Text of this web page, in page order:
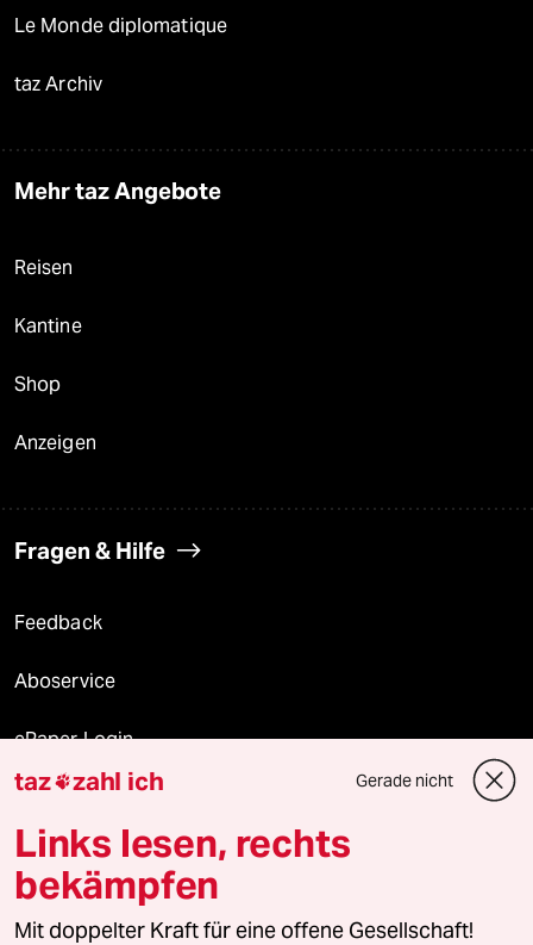
Le Monde diplomatique
taz Archiv
Mehr taz Angebote
Reisen
Kantine
Shop
Anzeigen
Fragen & Hilfe
Feedback
Aboservice
ePaper Login
Downloads für Abonnierende
© 2026 taz Verlags und Vertriebs GmbH
Alle Rechte vorbehalten. Bei rechtlichen Fragen oder für Genehmigungen
taz zahl ich Gerade nicht
Links lesen, rechts
bekämpfen
Mit doppelter Kraft für eine offene Gesellschaft!